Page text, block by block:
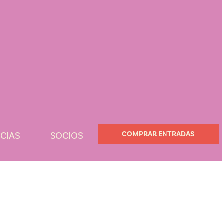
SOCIOS COMPRAR ENTRADAS